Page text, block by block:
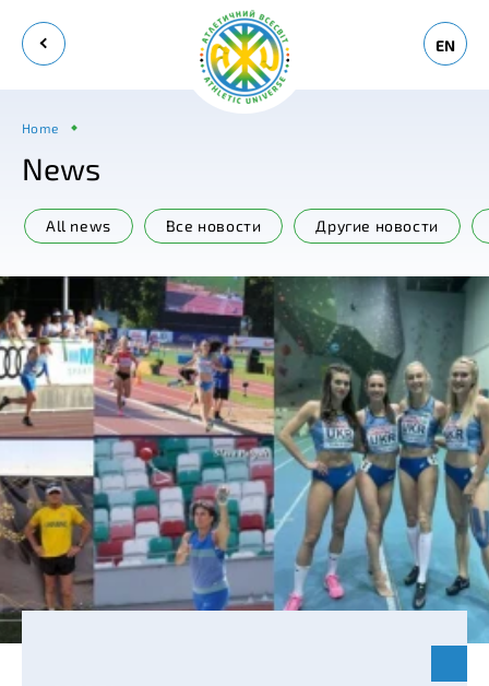
EN
Home
News
Другие новости
Все новости
All news